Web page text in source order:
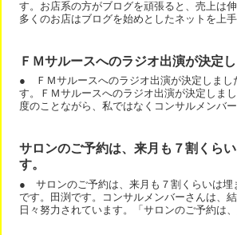
す。お店系の方がブログを頑張ると、売上は
多くのお店はブログを始めとしたネットを上
ＦＭサルースへのラジオ出演が決定
● ＦＭサルースへのラジオ出演が決定しまし
す。ＦＭサルースへのラジオ出演が決定しま
度のことながら、私ではなくコンサルメンバ
サロンのご予約は、来月も７割くら
す。
● サロンのご予約は、来月も７割くらいは埋
です。田渕です。コンサルメンバーさんは、結
日々努力されています。「サロンのご予約は